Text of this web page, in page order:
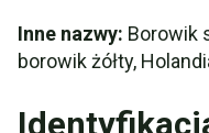
Inne nazwy: Borowik
borowik żółty,